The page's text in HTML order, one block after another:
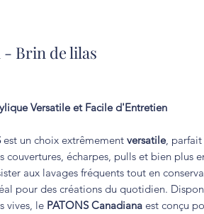
- Brin de lilas
Versatile et Facile d'Entretien
est un choix extrêmement versatile,
écharpes, pulls et bien plus
aux lavages fréquents tout en
pour des créations du quotidien.
vives, le PATONS Canadiana est conçu